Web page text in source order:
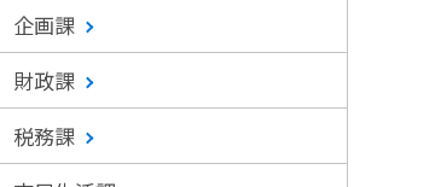
企画課
財政課
税務課